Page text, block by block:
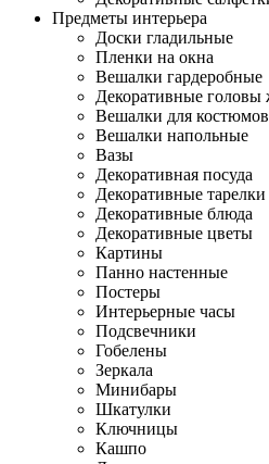
Предметы интерьера
Доски гладильные
Пленки на окна
Вешалки гардеробные
Декоративные
Вешалки для костюмов
Вешалки напольные
Вазы
Декоративная посуда
Декоративные тарелки
Декоративные блюда
Декоративные цветы
Картины
Панно настенные
Постеры
Интерьерные часы
Подсвечники
Гобелены
Зеркала
Минибары
Шкатулки
Ключницы
Кашпо